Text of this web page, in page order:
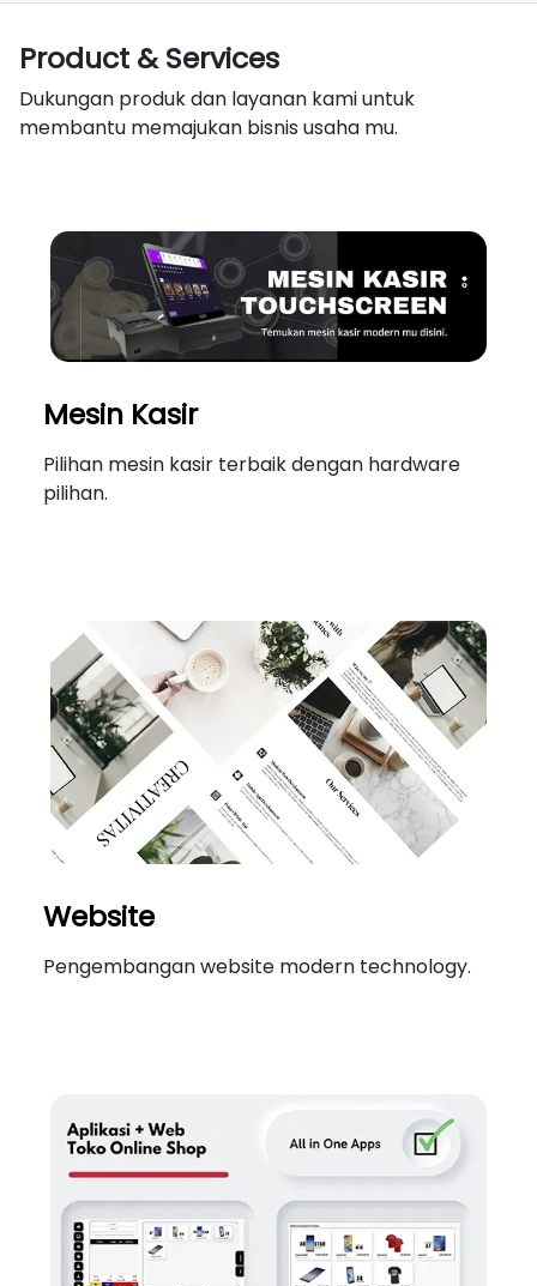
Product & Services
Dukungan produk dan layanan kami untuk
membantu memajukan bisnis usaha mu.
Mesin Kasir
Pilihan mesin kasir terbaik dengan hardware
pilihan.
Website
Pengembangan website modern technology.